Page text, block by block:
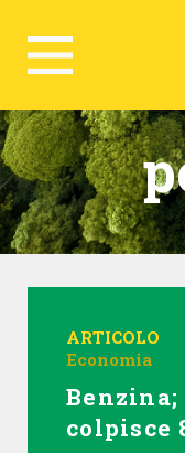
Ricerca avanzata
ARTICOLO
Economia
Benzina;
colpisce